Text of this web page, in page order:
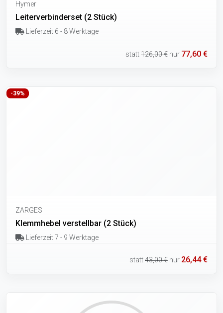
Hymer
Leiterverbinderset (2 Stück)
Lieferzeit 6 - 8 Werktage
statt126,00 € nur 77,60 €
-39%
ZARGES
Klemmhebel verstellbar (2 Stück)
Lieferzeit 7 - 9 Werktage
statt43,00 € nur 26,44 €